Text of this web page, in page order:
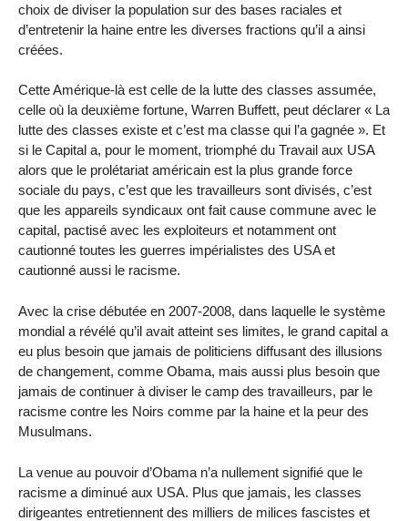
choix de diviser la population sur des bases raciales et
d’entretenir la haine entre les diverses fractions qu’il a ainsi
créées.
Cette Amérique-là est celle de la lutte des classes assumée,
celle où la deuxième fortune, Warren Buffett, peut déclarer « La
lutte des classes existe et c’est ma classe qui l’a gagnée ». Et
si le Capital a, pour le moment, triomphé du Travail aux USA
alors que le prolétariat américain est la plus grande force
sociale du pays, c’est que les travailleurs sont divisés, c’est
que les appareils syndicaux ont fait cause commune avec le
capital, pactisé avec les exploiteurs et notamment ont
cautionné toutes les guerres impérialistes des USA et
cautionné aussi le racisme.
Avec la crise débutée en 2007-2008, dans laquelle le système
mondial a révélé qu’il avait atteint ses limites, le grand capital a
eu plus besoin que jamais de politiciens diffusant des illusions
de changement, comme Obama, mais aussi plus besoin que
jamais de continuer à diviser le camp des travailleurs, par le
racisme contre les Noirs comme par la haine et la peur des
Musulmans.
La venue au pouvoir d’Obama n’a nullement signifié que le
racisme a diminué aux USA. Plus que jamais, les classes
dirigeantes entretiennent des milliers de milices fascistes et